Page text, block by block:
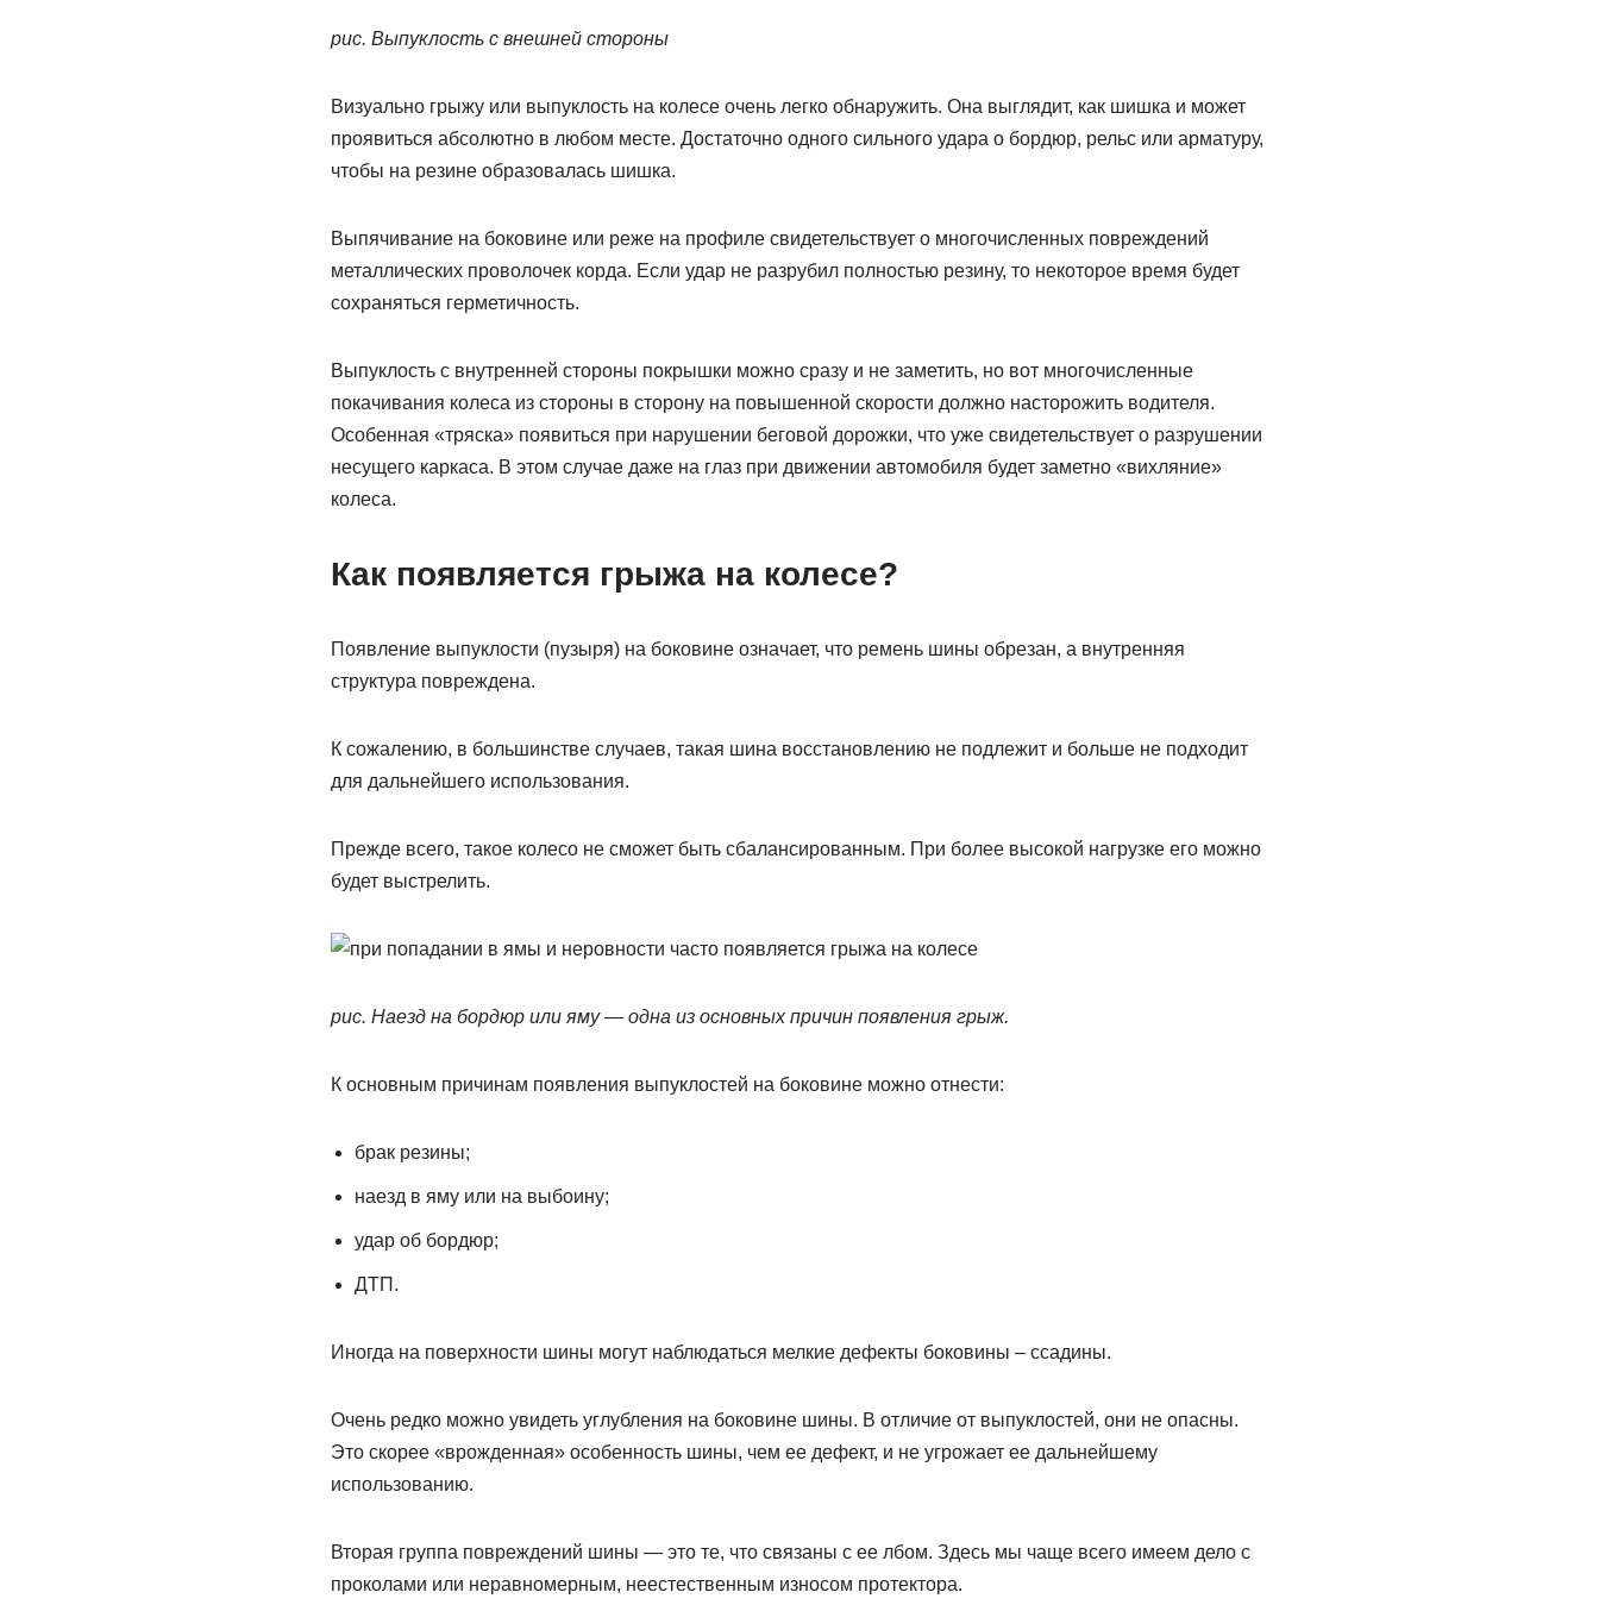
рис. Выпуклость с внешней стороны
Визуально грыжу или выпуклость на колесе очень легко обнаружить. Она выглядит, как шишка и может
проявиться абсолютно в любом месте. Достаточно одного сильного удара о бордюр, рельс или арматуру,
чтобы на резине образовалась шишка.
Выпячивание на боковине или реже на профиле свидетельствует о многочисленных повреждений
металлических проволочек корда. Если удар не разрубил полностью резину, то некоторое время будет
сохраняться герметичность.
Выпуклость с внутренней стороны покрышки можно сразу и не заметить, но вот многочисленные
покачивания колеса из стороны в сторону на повышенной скорости должно насторожить водителя.
Особенная «тряска» появиться при нарушении беговой дорожки, что уже свидетельствует о разрушении
несущего каркаса. В этом случае даже на глаз при движении автомобиля будет заметно «вихляние»
колеса.
Как появляется грыжа на колесе?
Появление выпуклости (пузыря) на боковине означает, что ремень шины обрезан, а внутренняя
структура повреждена.
К сожалению, в большинстве случаев, такая шина восстановлению не подлежит и больше не подходит
для дальнейшего использования.
Прежде всего, такое колесо не сможет быть сбалансированным. При более высокой нагрузке его можно
будет выстрелить.
рис. Наезд на бордюр или яму — одна из основных причин появления грыж.
К основным причинам появления выпуклостей на боковине можно отнести:
брак резины;
наезд в яму или на выбоину;
удар об бордюр;
ДТП.
Иногда на поверхности шины могут наблюдаться мелкие дефекты боковины – ссадины.
Очень редко можно увидеть углубления на боковине шины. В отличие от выпуклостей, они не опасны.
Это скорее «врожденная» особенность шины, чем ее дефект, и не угрожает ее дальнейшему
использованию.
Вторая группа повреждений шины — это те, что связаны с ее лбом. Здесь мы чаще всего имеем дело с
проколами или неравномерным, неестественным износом протектора.